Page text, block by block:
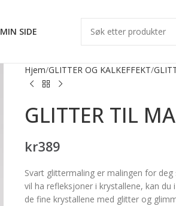
MIN SIDE
Hjem GLITTER OG KALKEFFEKT
GLITTER TIL
kr389
Svart glittermaling er malingen for
vil ha refleksjoner i krystallene, kan
de fine krystallene med glitter og